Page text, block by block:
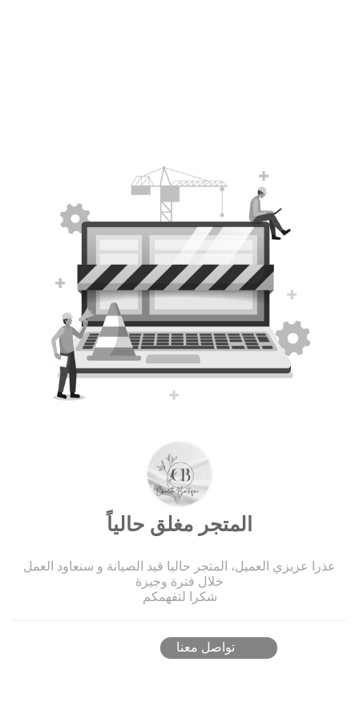
المتجر مغلق حالياً
عذرا عزيزي العميل، المتجر حاليا قيد الصيانة و سنعاود العمل
خلال فترة وجيزة
شكرا لتفهمكم
تواصل معنا